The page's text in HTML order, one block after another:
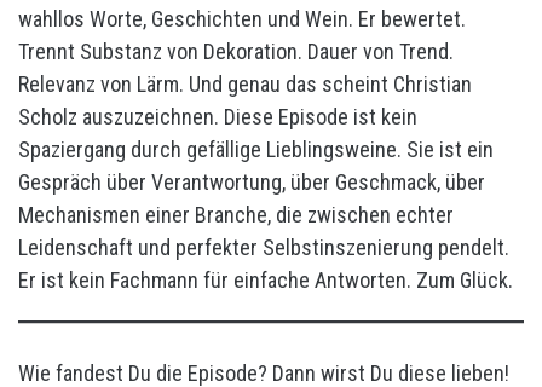
wahllos Worte, Geschichten und Wein. Er bewertet.
Trennt Substanz von Dekoration. Dauer von Trend.
Relevanz von Lärm. Und genau das scheint Christian
Scholz auszuzeichnen. Diese Episode ist kein
Spaziergang durch gefällige Lieblingsweine. Sie ist ein
Gespräch über Verantwortung, über Geschmack, über
Mechanismen einer Branche, die zwischen echter
Leidenschaft und perfekter Selbstinszenierung pendelt.
Er ist kein Fachmann für einfache Antworten. Zum Glück.
Wie fandest Du die Episode? Dann wirst Du diese lieben!